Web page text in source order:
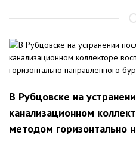
В Рубцовске на
канализационном
методом горизонтально